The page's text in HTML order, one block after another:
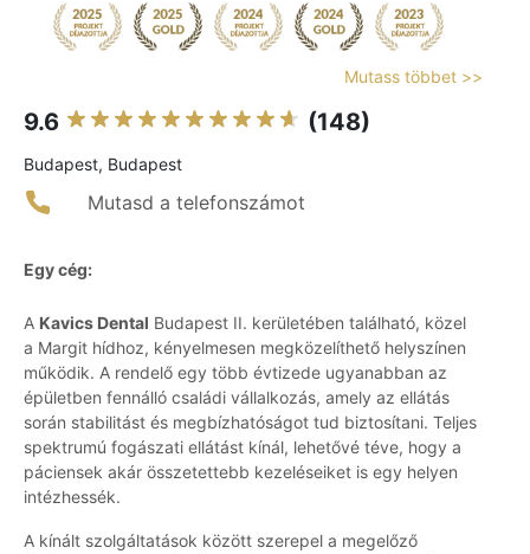
Mutass többet >>
9.6 (148)
Budapest, Budapest
Mutasd a telefonszámot
Egy cég:
A Kavics Dental Budapest II. kerületében található, közel
a Margit hídhoz, kényelmesen megközelíthető helyszínen
működik. A rendelő egy több évtizede ugyanabban az
épületben fennálló családi vállalkozás, amely az ellátás
során stabilitást és megbízhatóságot tud biztosítani. Teljes
spektrumú fogászati ellátást kínál, lehetővé téve, hogy a
páciensek akár összetettebb kezeléseiket is egy helyen
intézhessék.
A kínált szolgáltatások között szerepel a megelőző